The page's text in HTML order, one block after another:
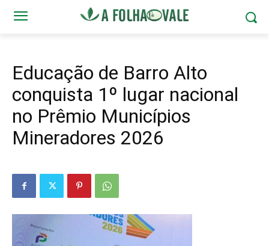
Educação de Barro Alto
conquista 1º lugar nacional
no Prêmio Municípios
Mineradores 2026